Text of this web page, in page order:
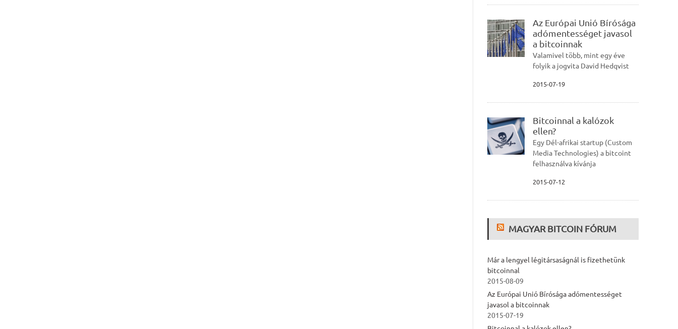
Az Európai Unió Bírósága
adómentességet javasol
a bitcoinnak
Valamivel több, mint egy éve
folyik a jogvita David Hedqvist
2015-07-19
Bitcoinnal a kalózok
ellen?
Egy Dél-afrikai startup (Custom
Media Technologies) a bitcoint
felhasználva kívánja
2015-07-12
MAGYAR BITCOIN FÓRUM
Már a lengyel légitársaságnál is fizethetünk
bitcoinnal
2015-08-09
Az Európai Unió Bírósága adómentességet
javasol a bitcoinnak
2015-07-19